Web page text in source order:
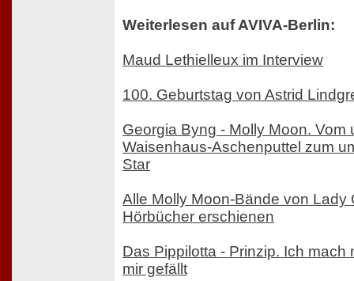
Weiterlesen auf AVIVA-Berlin:
Maud Lethielleux im Interview
100. Geburtstag von Astrid
Georgia Byng - Molly Moon. Vom
Waisenhaus-Aschenputtel zum
Star
Alle Molly Moon-Bände von Lady
Hörbücher erschienen
Das Pippilotta - Prinzip. Ich mach
mir gefällt